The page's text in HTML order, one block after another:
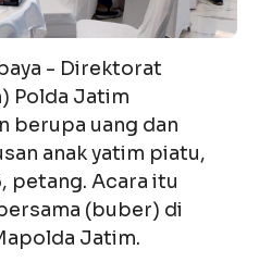
- Direktorat
Polda Jatim
berupa uang dan
anak yatim piatu,
petang. Acara itu
(buber) di
Jatim.